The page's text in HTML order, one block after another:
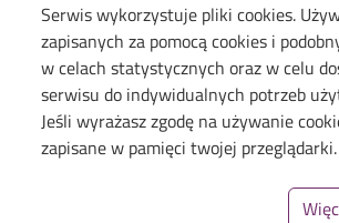
Serwis wykorzystuje pliki cookies.
zapisanych za pomocą cookies i
w celach statystycznych oraz w celu
serwisu do indywidualnych potrzeb
Jeśli wyrażasz zgodę na używanie
zapisane w pamięci twojej przeglądarki.
Menu
Library of TUL
The Excellence